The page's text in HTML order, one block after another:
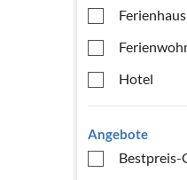
Ferienhaus
Hotel
Angebote
Bestpreis-